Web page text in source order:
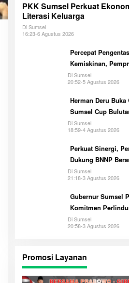
PKK Sumsel Perkuat
Literasi Keluarga
Di Sumsel
16:23-6 Agustus 2026
Percepat
Kemiskinan,
Optimalkan GSMP
Multihelix
Di Sumsel
20:52-5 Agustus 2026
Herman Deru Buka
Sumsel Cup
2026
Di Sumsel
18:59-4 Agustus 2026
Perkuat Sinergi,
Dukung BNNP
Di Sumsel
21:18-3 Agustus 2026
Gubernur Sumsel
Komitmen
Hak Anak
Di Sumsel
20:58-3 Agustus 2026
Promosi Layanan